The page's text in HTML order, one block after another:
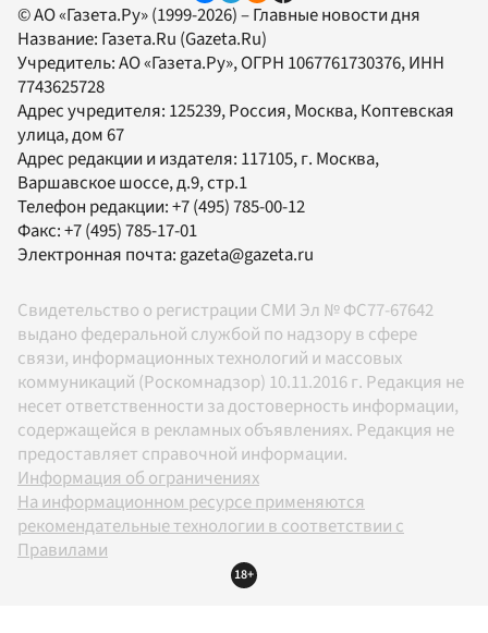
© АО «Газета.Ру» (1999-2026) – Главные новости дня
Название: Газета.Ru (Gazeta.Ru)
Учредитель:АО «Газета.Ру», ОГРН 1067761730376, ИНН
7743625728
Адрес учредителя: 125239, Россия, Москва, Коптевская
улица, дом 67
Адрес редакции и издателя: 117105, г. Москва,
Варшавское шоссе, д.9, стр.1
Телефон редакции:+7 (495) 785-00-12
Факс:+7 (495) 785-17-01
Электронная почта:gazeta@gazeta.ru
Свидетельство о регистрации СМИ Эл № ФС77-67642
выдано федеральной службой по надзору в сфере
связи, информационных технологий и массовых
коммуникаций (Роскомнадзор) 10.11.2016 г. Редакция не
несет ответственности за достоверность информации,
содержащейся в рекламных объявлениях. Редакция не
предоставляет справочной информации.
Информация об ограничениях
На информационном ресурсе применяются
рекомендательные технологии в соответствии с
Правилами
18+